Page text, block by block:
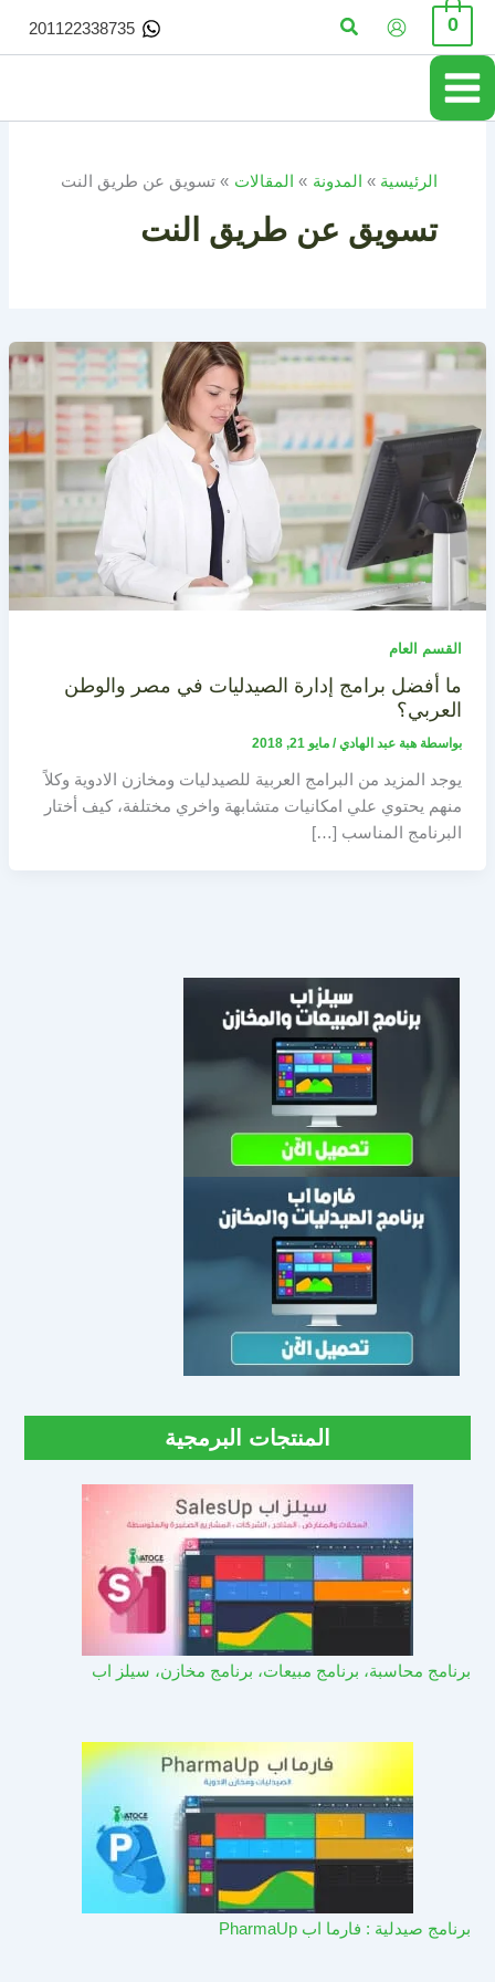
تخطي
المحتوى
0 البحث 201122338735
الرئيسية المدونة المقالات تسويق عن طريق النت
تسويق عن طريق النت
القسم العام
ما أفضل برامج إدارة الصيدليات في مصر والوطن
العربي؟
بواسطة هبة عبد الهادي/ مايو 21, 2018
يوجد المزيد من البرامج العربية للصيدليات ومخازن الادوية وكلاً
منهم يحتوي علي امكانيات متشابهة واخري مختلفة، كيف أختار
البرنامج المناسب […]
المنتجات البرمجية
برنامج محاسبة، برنامج مبيعات، برنامج مخازن، سيلز اب
برنامج صيدلية : فارما اب PharmaUp​